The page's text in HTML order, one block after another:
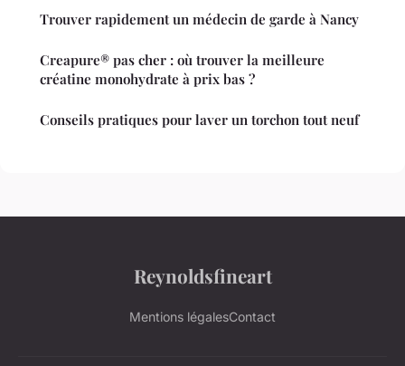
Trouver rapidement un médecin de garde à Nancy
Creapure® pas cher : où trouver la meilleure
créatine monohydrate à prix bas ?
Conseils pratiques pour laver un torchon tout neuf
Reynoldsfineart
Mentions légalesContact